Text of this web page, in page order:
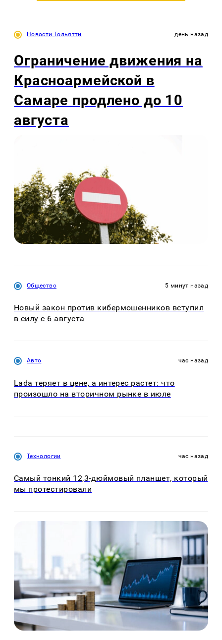
Новости Тольятти день назад
Ограничение движения на
Красноармейской в
Самаре продлено до 10
августа
Общество 5 минут назад
Новый закон против кибермошенников вступил
в силу с 6 августа
Авто час назад
Lada теряет в цене, а интерес растет: что
произошло на вторичном рынке в июле
Технологии час назад
Самый тонкий 12,3-дюймовый планшет, который
мы протестировали